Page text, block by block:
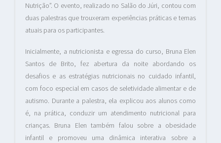
Nutrição”. O evento, realizado no Salão do Júri, contou com
duas palestras que trouxeram experiências práticas e temas
atuais para os participantes.
Inicialmente, a nutricionista e egressa do curso, Bruna Elen
Santos de Brito, fez abertura da noite abordando os
desafios e as estratégias nutricionais no cuidado infantil,
com foco especial em casos de seletividade alimentar e de
autismo. Durante a palestra, ela explicou aos alunos como
é, na prática, conduzir um atendimento nutricional para
crianças. Bruna Elen também falou sobre a obesidade
infantil e promoveu uma dinâmica interativa sobre a